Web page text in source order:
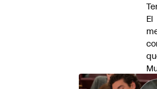
El